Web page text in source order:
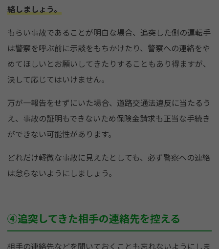
絡しましょう。
もらい事故であることが明白な場合、追突した側の運転手
は警察を呼ぶ前に示談をもちかけたり、警察への連絡をや
めてほしいとお願いしてきたりすることもあり得ますが、
決して応じてはいけません。
万が一報告をせずにいた場合、道路交通法違反に当たるう
え、事故の証明もできないため保険金請求も正当な手続き
ができない可能性があります。
どれだけ軽微な事故に見えたとしても、必ず警察への連絡
は怠らないようにしましょう。
④追突してきた相手の連絡先を控える
相手の連絡先などを聞いておくことも忘れないようにしま